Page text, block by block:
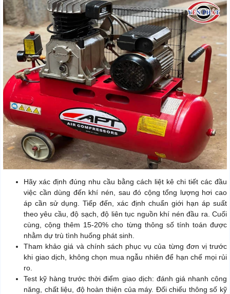
Hãy xác định đúng nhu cầu bằng cách liệt kê chi tiết các đầu
việc cần dùng đến khí nén, sau đó cộng tổng lượng hơi cao
áp cần sử dụng. Tiếp đến, xác định chuẩn giới hạn áp suất
theo yêu cầu, độ sạch, độ liên tục nguồn khí nén đầu ra. Cuối
cùng, cộng thêm 15-20% cho từng thông số tính toán được
nhằm dự trù tình huống phát sinh.
Tham khảo giá và chính sách phục vụ của từng đơn vị trước
khi giao dịch, không chọn mua ngẫu nhiên để hạn chế mọi rủi
ro.
Test kỹ hàng trước thời điểm giao dịch: đánh giá nhanh công
năng, chất liệu, độ hoàn thiện của máy. Đối chiếu thông số kỹ